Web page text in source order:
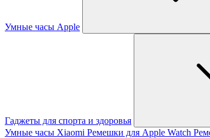
Умные часы Apple
Гаджеты для спорта и здоровья
Умные часы Xiaomi Ремешки для Apple Watch